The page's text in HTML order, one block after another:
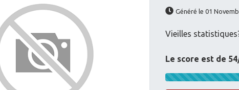
Généré le 01
Vieilles
Le score est de